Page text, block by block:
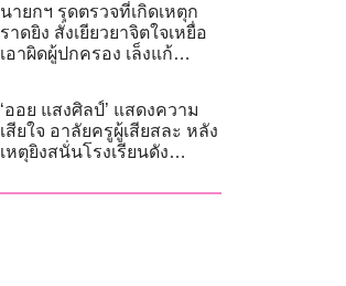
นายกฯ รุดตรวจที่เกิดเหตุก
ราดยิง สั่งเยียวยาจิตใจเหยื่อ
เอาผิดผู้ปกครอง เล็งแก้
‘ออย แสงศิลป์’ แสดงความ
เสียใจ อาลัยครูผู้เสียสละ หลัง
เหตุยิงสนั่นโรงเรียนดัง